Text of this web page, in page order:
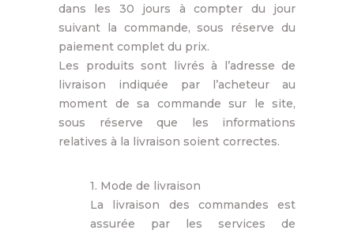
dans les 30 jours à compter du jour
suivant la commande, sous réserve du
paiement complet du prix.
Les produits sont livrés à l’adresse de
livraison indiquée par l’acheteur au
moment de sa commande sur le site,
sous réserve que les informations
relatives à la livraison soient correctes.
1. Mode de livraison
La livraison des commandes est
assurée par les services de